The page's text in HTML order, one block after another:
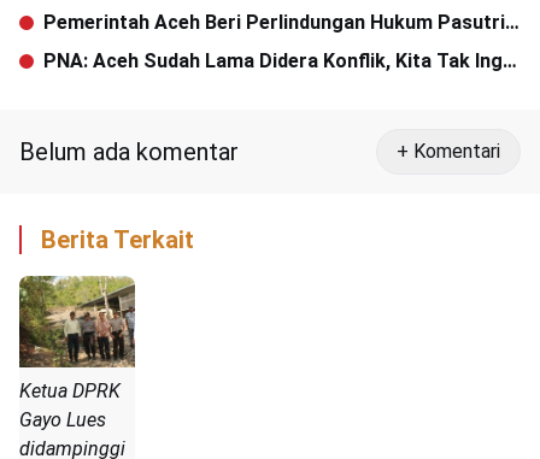
Pemerintah Aceh Beri Perlindungan Hukum Pasutri
Masa Konflik
PNA: Aceh Sudah Lama Didera Konflik, Kita Tak Ingin
Belum ada komentar + Komentari
Berita Terkait
Ketua DPRK
Gayo Lues
didampinggi